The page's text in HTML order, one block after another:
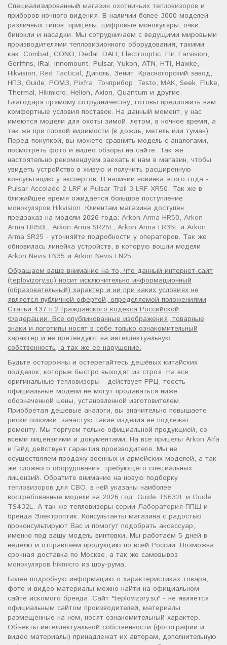
Специализированный магазин охотничьих тепловизоров и
приборов ночного видения. В наличии более 3000 моделей
различных типов: прицелы, цифровые монокуляры, очки,
бинокли и насадки. Мы сотрудничаем с ведущими мировыми
производителями тепловизионного оборудования, такими
как: Combat, CONO, Dedal, DALI, Electrooptic, Flir, Farvision,
Gerffins, iRai, Innomount, Pulsar, Yukon, ATN, HTI, Hawke,
Hikvision, Red Tactical, Диполь, Зенит, Красногорский завод,
НПЗ, Guide, РОМЗ, Pixfra, Точприбор, Testo, MAK, Seek, Fluke,
Thermal, Hikmicro, Helion, Axion, Quantum и другие.
Благодаря прямому сотрудничеству, готовы предложить вам
комфортные условия поставок. На данный момент, у нас
имеются модели для охоты зимой, летом, в ночное время, а
так же при плохой видимости (в дождь, метель или туман).
Перед покупкой, вы можете сравнить модель с аналогами,
посмотреть фото и видео обзоры на сайте. Так же
настоятельно рекомендуем заехать к нам в магазин, чтобы
увидеть устройство в живую и получить расширенную
консультацию у экспертов. В наличии новинка этого года -
Pulsar Accolade 2 LRF и Pulsar Trail 3 LRF XR50. Так же в
ближайшее время ожидается большое поступление
монокуляров Hikvision. Клиентам магазина доступен
предзаказ на модели 2026 года: Arkon Arma HR50, Arkon
Arma HR50L, Arkon Arma SR25L, Arkon Arma LR35L и Arkon
Arma SR25 - уточняйте подробности у операторов. Так же
обновилась линейка устройств, в которую вошли модели:
Arkon Nevis LN35 и Arkon Nevis LN25.
Обращаем ваше внимание на то, что данный интернет-сайт
(teplovizory.su) носит исключительно информационный
(образовательный) характер и ни при каких условиях не
является публичной офертой, определяемой положениями
Статьи 437 п.2 Гражданского кодекса Российской
Федерации. Все опубликованные изображения, товарные
знаки и логотипы носят в себе только ознакомительный
характер и не претендуют на интеллектуальную
собственность, а так же ее нарушение.
Будьте осторожны и остерегайтесь дешёвых китайских
подделок, которые быстро выходят из строя. На все
оригинальные тепловизоры - действует РРЦ, тоесть
официальные модели не могут продаваться ниже
обозначенной цены, установленной изготовителем.
Приобретая дешевые аналоги, вы значительно повышаете
риски поломки, зачастую такие изделия не подлежат
ремонту. Мы торгуем только официальной продукцией, со
всеми лицензиями и документами. На все прицелы Arkon Alfa
и Гайд действует гарантия производителя. Мы не
осуществляем продажу военных и армейских моделей, а так
же сложного оборудования, требующего специальных
лицензий. Обратите внимание на новую подборку
тепловизоров для СВО, в ней указаны наиболее
востребованные модели на 2026 год: Guide TS632L и Guide
TS432L. А так же тепловизоры серии Лаборатория ППШ и
бренда Электроптик. Консультанты магазина с радостью
проконсультируют Вас и помогут подобрать аксессуар,
именно под вашу модель винтовки. Мы работаем 5 дней в
неделю и отправляем продукцию по всей России. Возможна
срочная доставка по Москве, а так же самовывоз
монокуляров hikmicro из шоу-рума.
Более подробную информацию о характеристиках товара,
фото и видео материалы можно найти на официальном
сайте искомого бренда. Сайт "teplovizory.su" - не является
официальным сайтом производителей, материалы
размещенные на нем, носят ознакомительный характер.
Объекты интеллектуальной собственности (фотографии и
видео материалы) принадлежат их авторам, дополнительную